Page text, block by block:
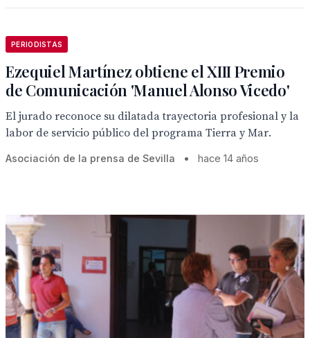
PERIODISTAS
Ezequiel Martínez obtiene el XIII Premio
de Comunicación 'Manuel Alonso Vicedo'
El jurado reconoce su dilatada trayectoria profesional y la
labor de servicio público del programa Tierra y Mar.
Asociación de la prensa de Sevilla • hace 14 años